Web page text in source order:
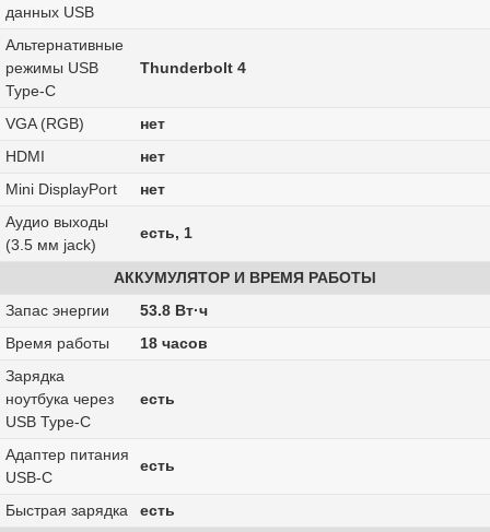
данных USB
Альтернативные
режимы USB
Type-C
Thunderbolt 4
VGA (RGB)
нет
HDMI
нет
Mini DisplayPort
нет
Аудио выходы
(3.5 мм jack)
есть, 1
АККУМУЛЯТОР И ВРЕМЯ РАБОТЫ
Запас энергии
53.8 Вт·ч
Время работы
18 часов
Зарядка
ноутбука через
USB Type-C
есть
Адаптер питания
USB-C
есть
Быстрая зарядка
есть